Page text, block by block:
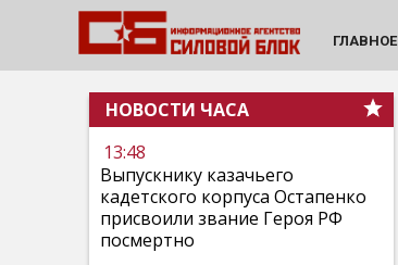
ГЛАВНОЕ
НОВОСТИ ЧАСА
13:48
Выпускнику казачьего
кадетского корпуса Остапенко
присвоили звание Героя РФ
посмертно